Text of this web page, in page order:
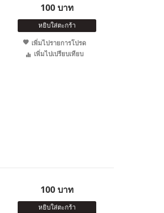
100 บาท
หยิบใส่ตะกร้า
เพิ่มไปรายการโปรด
เพิ่มไปเปรียบเทียบ
100 บาท
หยิบใส่ตะกร้า